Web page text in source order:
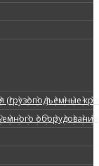
(грузоподъемные
оборудования